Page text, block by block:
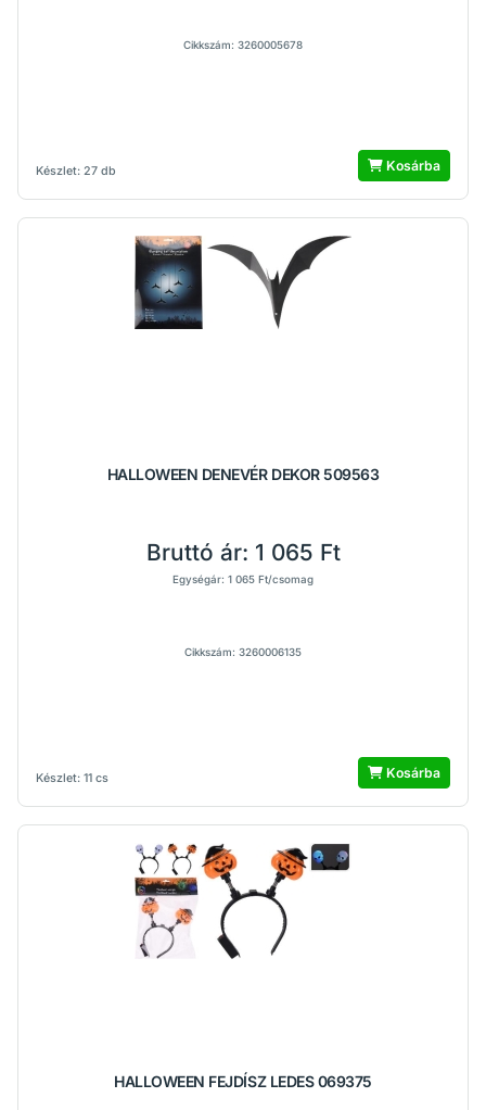
Készlet: 27 db
Cikkszám: 3260005678
Kosárba
HALLOWEEN DENEVÉR DEKOR 509563
Készlet: 11 cs
Bruttó ár: 1 065 Ft
Egységár: 1 065 Ft/csomag
Cikkszám: 3260006135
Kosárba
HALLOWEEN FEJDÍSZ LEDES 069375